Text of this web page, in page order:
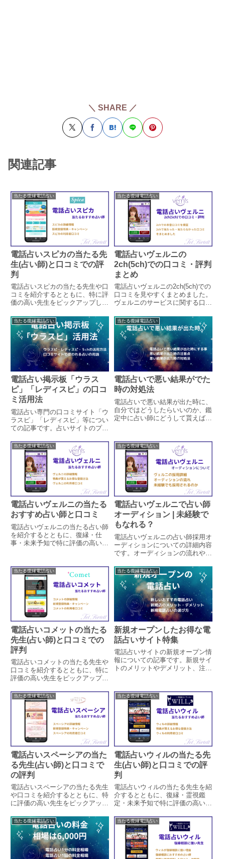
＼ SHARE ／
関連記事
当たる復縁電話占い
電話占いスピカの当たる先
生(占い師)と口コミでの評
判
電話占いスピカの当たる先生や口
コミを紹介するとともに、特に評
価の高い先生をピックアップして
特徴、口コミ独自アンケート結
果、キャンペーン、料金と支払い
方法などの情報もまとめていま
す。
当たる復縁電話占い
電話占いヴェルニの
2ch(5ch)での口コミ・評判
まとめ
電話占いヴェルニの2ch(5ch)での
口コミを見やすくまとめました。
ヴェルニのサービスに関する口コ
いる当たった・当たらなかった口
コミを占い師先生別にまとめ、評
判の良かったおすすめ占い師をピ
ックアップしています。
当たる復縁電話占い
電話占い掲示板「ウラス
ピ」「レディスピ」の口コ
ミ活用法
電話占い専門の口コミサイト「ウ
ラスピ」「レディスピ」等につい
ての記事です。占いサイトのプロ
情報も知りたい人には口コミサイ
トを見るのがおすすめです。口コ
ミを見る際の注意点や、おすすめ
のサイトも一緒に紹介していま
当たる復縁電話占い
電話占いで悪い結果がでた
時の対処法
電話占いで悪い結果が出た時に、
自分ではどうしたらいいのか、鑑
定中に占い師にどうして貰えば良
験も一緒に詳しく解説していま
す。
当たる復縁電話占い
電話占いヴェルニの当たる
おすすめ占い師と口コミ
電話占いヴェルニの当たる占い師
を紹介するとともに、復縁・仕
事・未来予知で特に評価の高い先
ャンペーン、料金と支払い方法な
どの情報もまとめています。よく
ある質問やその答えも掲載中で
当たる復縁電話占い
電話占いヴェルニで占い師
オーディション | 未経験で
もなれる？
電話占いヴェルニの占い師採用オ
ーディションについての詳細内容
です。オーディションの流れや条
共通点、採用された後の環境や未
経験でも採用されるのかについて
詳しく簡潔に解説しています。
当たる復縁電話占い
電話占いコメットの当たる
先生(占い師)と口コミでの
評判
電話占いコメットの当たる先生や
口コミを紹介するとともに、特に
評価の高い先生をピックアップし
要や特徴、口コミ独自アンケート
結果、キャンペーン、料金と支払
い方法などの情報もまとめていま
当たる復縁電話占い
新規オープンしたお得な電
話占いサイト特集
電話占いサイトの新規オープン情
報についての記事です。新規サイ
トのメリットやデメリット、注意
サイトではないか、トラブルを未
然に防ぐためにも安全性の確認方
法もご覧ください。
当たる復縁電話占い
電話占いスペーシアの当た
る先生(占い師)と口コミで
の評判
電話占いスペーシアの当たる先生
や口コミを紹介するとともに、特
に評価の高い先生をピックアップ
の概要や特徴、口コミ独自アンケ
ート結果、キャンペーン、料金と
支払い方法などの情報もまとめて
います。
当たる復縁電話占い
電話占いウィルの当たる先
生(占い師)と口コミでの評
判
電話占いウィルの当たる先生を紹
介するとともに、復縁・霊視鑑
定・未来予知で特に評価の高い先
ィルの概要や特徴、口コミ、キャ
ンペーン、料金と支払い方法など
の情報もまとめています。よくあ
る質問やその答えも掲載中です。
当たる復縁電話占い 当たる復縁電話占い